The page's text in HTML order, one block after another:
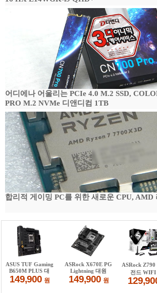
어디에나 어울리는 PCIe 4.0 M.2 SSD,
PRO M.2 NVMe 디앤디컴 1TB
합리적 게이밍 PC를 위한 새로운 CPU, AMD